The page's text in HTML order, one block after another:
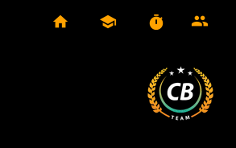
school
home group
timer